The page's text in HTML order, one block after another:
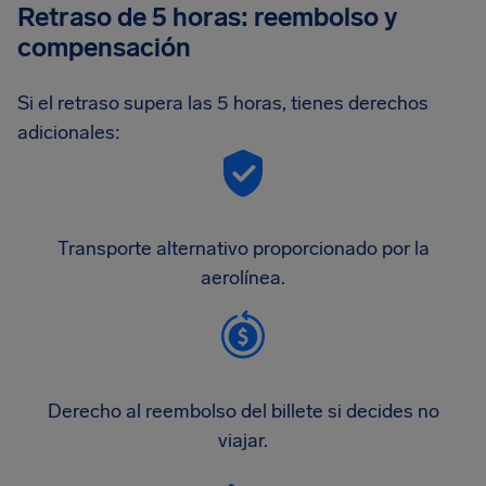
Retraso de 5 horas: reembolso y
compensación
Si el retraso supera las 5 horas, tienes derechos
adicionales:
Transporte alternativo proporcionado por la
aerolínea.
Derecho al reembolso del billete si decides no
viajar.